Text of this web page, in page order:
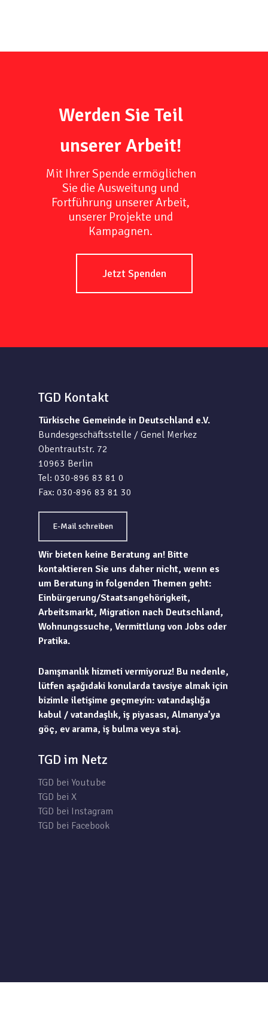
Werden Sie Teil
unserer Arbeit!
Mit Ihrer Spende ermöglichen
Sie die Ausweitung und
Fortführung unserer Arbeit,
unserer Projekte und
Kampagnen.
Jetzt Spenden
TGD Kontakt
Türkische Gemeinde in Deutschland e.V.
Bundesgeschäftsstelle / Genel Merkez
Obentrautstr. 72
10963 Berlin
Tel: 030-896 83 81 0
Fax: 030-896 83 81 30
E-Mail schreiben
Wir bieten keine Beratung an! Bitte
kontaktieren Sie uns daher nicht, wenn es
um Beratung in folgenden Themen geht:
Einbürgerung/Staatsangehörigkeit,
Arbeitsmarkt, Migration nach Deutschland,
Wohnungssuche, Vermittlung von Jobs oder
Pratika.
Danışmanlık hizmeti vermiyoruz! Bu nedenle,
lütfen aşağıdaki konularda tavsiye almak için
bizimle iletişime geçmeyin: vatandaşlığa
kabul / vatandaşlık, iş piyasası, Almanya’ya
göç, ev arama, iş bulma veya staj.
TGD im Netz
TGD bei Youtube
TGD bei X
TGD bei Instagram
TGD bei Facebook